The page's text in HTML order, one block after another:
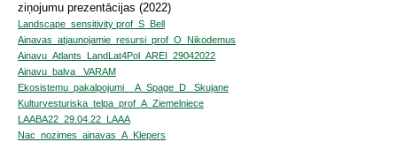
ziņojumu prezentācijas (2022)
Landscape_sensitivity prof_S_Bell
Ainavas_atjaunojamie_resursi_prof_O_Nikodemus
Ainavu_Atlants_LandLat4Pol_AREI_29042022
Ainavu_balva _VARAM
Ekosistemu_pakalpojumi__A_Spage_D_ Skujane
Kulturvesturiska_telpa_prof_A_Ziemelniece
LAABA22_29.04.22_LAAA
Nac_nozimes_ainavas_A_Klepers